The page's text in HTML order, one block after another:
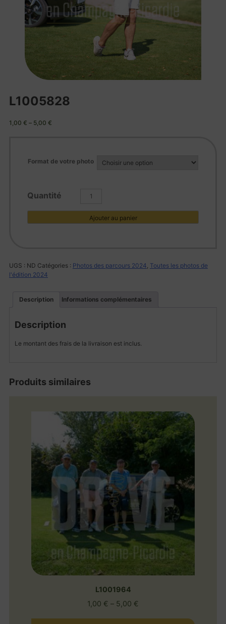
L1005828
1,00 € – 5,00 €
Format de votre photo
quantité
L1005828
Ajouter au panier
UGS : ND Catégories : Photos des parcours 2024 Toutes les photos de
l'édition 2024
Description Informations complémentaires
Description
Le montant des frais de la livraison est inclus.
Produits similaires
L1001964
1,00 € – 5,00 €